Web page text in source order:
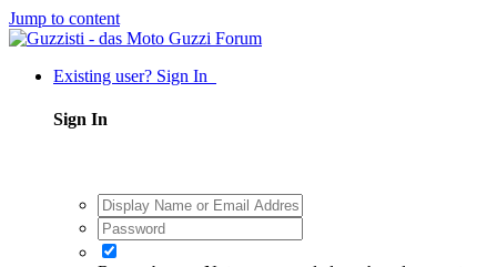
Jump to content
Existing user? Sign In
Sign In